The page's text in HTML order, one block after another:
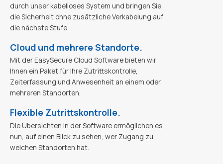
durch unser kabelloses System und bringen Sie
die Sicherheit ohne zusätzliche Verkabelung auf
die nächste Stufe.
Cloud und mehrere Standorte.
Mit der EasySecure Cloud Software bieten wir
Ihnen ein Paket für Ihre Zutrittskontrolle,
Zeiterfassung und Anwesenheit an einem oder
mehreren Standorten.
Flexible Zutrittskontrolle.
Die Übersichten in der Software ermöglichen es
nun, auf einen Blick zu sehen, wer Zugang zu
welchen Standorten hat.